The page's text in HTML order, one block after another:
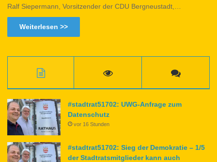
Ralf Siepermann, Vorsitzender der CDU Bergneustadt,…
Weiterlesen >>
#stadtrat51702: UWG-Anfrage zum
Datenschutz
vor 16 Stunden
#stadtrat51702: Sieg der Demokratie – 1/5
der Stadtratsmitglieder kann auch